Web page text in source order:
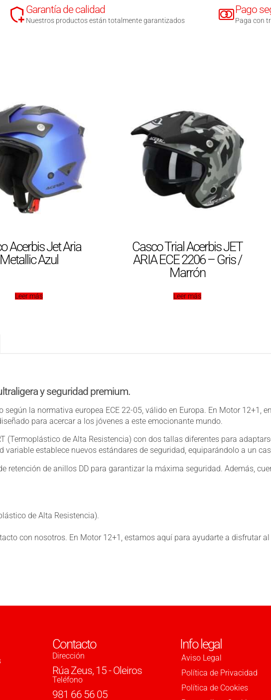
Garantía de calidad
Nuestros productos están totalmente garantizados
Pago
Paga con
Acerbis Jet Aria
Metallic Azul
Leer más
Casco Trial Acerbis JET
ARIA ECE 2206 – Gris /
Marrón
Leer más
y seguridad premium.
la normativa europea ECE 22-05, válido en Europa. En Motor 12+1,
para acercar a los jóvenes a este emocionante mundo.
(Termoplástico de Alta Resistencia) con dos tallas diferentes para
variable establece nuevos estándares de seguridad, equiparándolo a un
retención de anillos DD para garantizar la máxima seguridad. Además,
de Alta Resistencia).
con nosotros. En Motor 12+1, estamos aquí para ayudarte a disfrutar
Contacto
Dirección
Rúa Zeus, 15 - Oleiros
Teléfono
981 66 56 05
Info legal
Aviso Legal
Política de Privacidad
Política de Cookies